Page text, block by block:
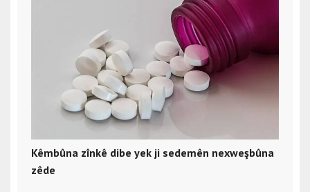
Kêmbûna zînkê dibe yek ji sedemên nexweşbûna
zêde